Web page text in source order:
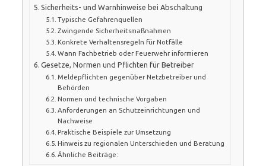
Sicherheits- und Warnhinweise bei Abschaltung
Typische Gefahrenquellen
Zwingende Sicherheitsmaßnahmen
Konkrete Verhaltensregeln für Notfälle
Wann Fachbetrieb oder Feuerwehr informieren
Gesetze, Normen und Pflichten für Betreiber
Meldepflichten gegenüber Netzbetreiber und
Behörden
Normen und technische Vorgaben
Anforderungen an Schutzeinrichtungen und
Nachweise
Praktische Beispiele zur Umsetzung
Hinweis zu regionalen Unterschieden und Beratung
Ähnliche Beiträge: